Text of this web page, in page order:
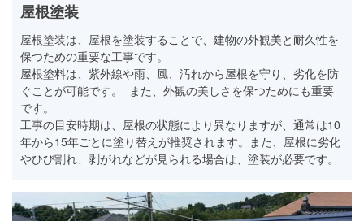
屋根塗装
屋根塗装は、屋根を塗装することで、建物の外観美と耐久性を
保つための重要な工事です。
屋根塗料は、紫外線や雨、風、汚れから屋根を守り、劣化を防
ぐことが可能です。 また、外観の美しさを保つためにも重要
です。
工事の目安時期は、屋根の状態により異なりますが、通常は10
年から15年ごとに塗り替えが推奨されます。また、屋根に劣化
やひび割れ、剥がれなどが見られる場合は、塗装が必要です。